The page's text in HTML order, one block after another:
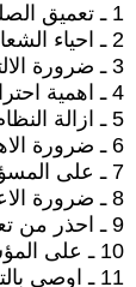
1 ـ تعميق الصلة باهل البيت ، واتباع نهجهم ومواصلة احياء مناسباتهم !
2 ـ احياء الشعائر مظهر مهم للتعلق باهل البيت ، وفيه تتحقق وحدة العراقيين !
3 ـ ضرورة الالتزام بالمرجعية الدينية والعمل وفق توجيهاتها وعدم التخلف عنها كونها الامتداد الشرعي !
4 ـ اهمية احترام اصحاب الاديان والمذاهب الاخرى والتعايش معهم في ظل وصايا اهل البيت والدستور!
5 ـ ازالة النظام الصدامي نعمة ونصر الهي توج بتضحيات العراقيين !
6 ـ ضرورة الاهتمام بالانتخابات واختيار العناصر الكفوءة والمؤمنة بالدستور بوصفه المرجعية القانونية !
7 ـ على المسؤولين العراقيين اتقاء الله في خدمة الشعب وحماية وصيانة ممتلكاته !
8 ـ ضرورة الاعتناء بالفقراء والشباب وعوائل الشهداء وحل مشاكلهم !
9 ـ احذر من تعرض البلاد لغزو فكري وثقافي من وسائل اعلام منحرفة !
10 ـ على المؤسسات الوطنية والنزيهة مواجهة الغزو الثقافي وفضح زيف الاعلام المعادي للعراقيين !
11 ـ اوصي